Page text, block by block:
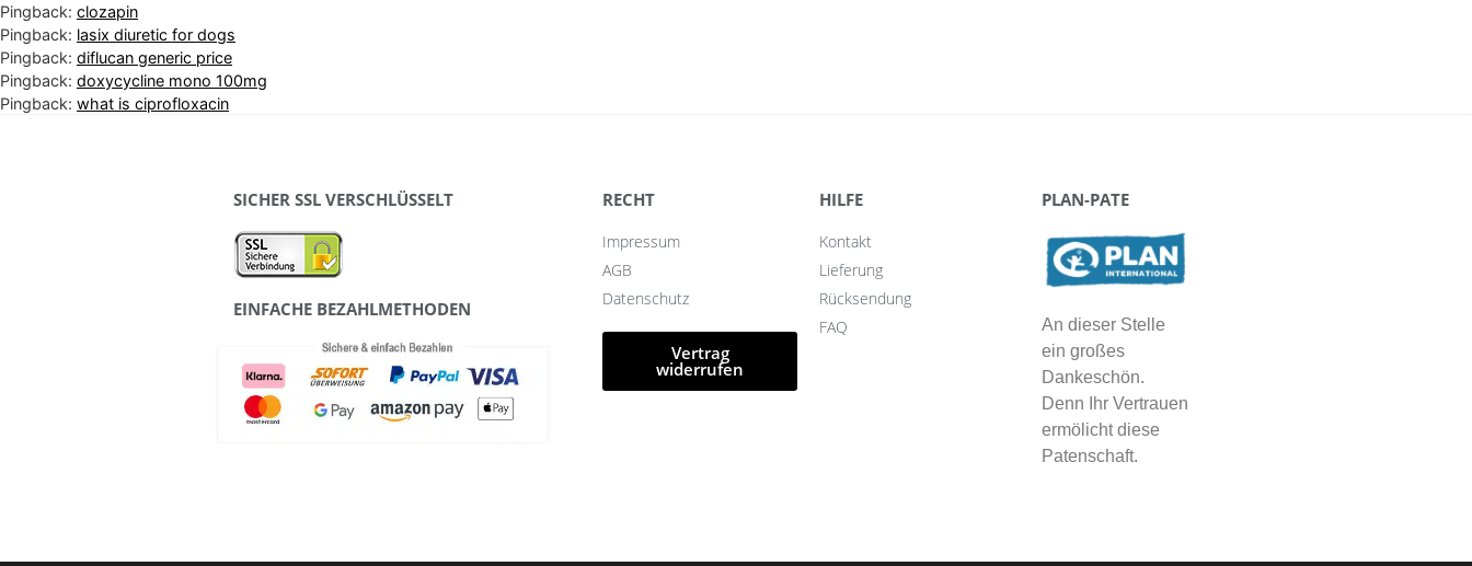
Pingback: clozapin
Pingback: lasix diuretic for dogs
Pingback: diflucan generic price
Pingback: doxycycline mono 100mg
Pingback: what is ciprofloxacin
SICHER SSL VERSCHLÜSSELT
EINFACHE BEZAHLMETHODEN
RECHT
Impressum
AGB
Datenschutz
Vertrag
widerrufen
HILFE
Kontakt
Lieferung
Rücksendung
FAQ
PLAN-PATE
An dieser Stelle
ein großes
Dankeschön.
Denn Ihr Vertrauen
ermölicht diese
Patenschaft.